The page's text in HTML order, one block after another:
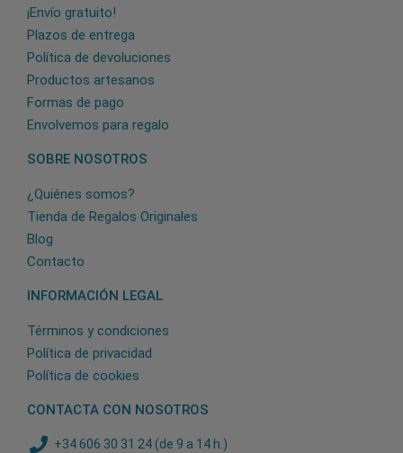
¡Envío gratuito!
Plazos de entrega
Política de devoluciones
Productos artesanos
Formas de pago
Envolvemos para regalo
SOBRE NOSOTROS
¿Quiénes somos?
Tienda de Regalos Originales
Blog
Contacto
INFORMACIÓN LEGAL
Términos y condiciones
Política de privacidad
Política de cookies
CONTACTA CON NOSOTROS
+34 606 30 31 24 (de 9 a 14 h.)